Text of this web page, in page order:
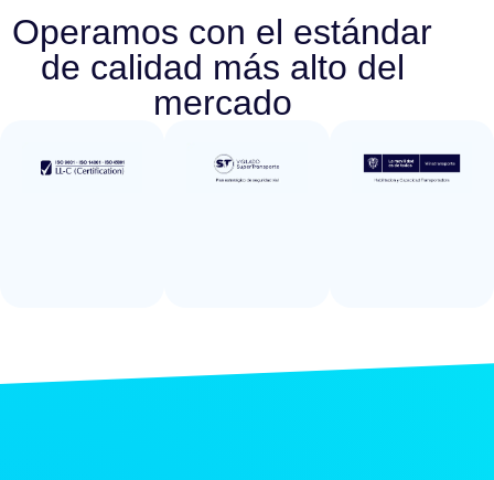
Operamos con el estándar
de calidad más alto del
mercado